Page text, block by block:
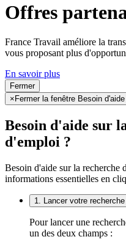
Offres
France Travail améliore la
vous proposant plus
En savoir plus
Fermer
× Fermer la fenêtre Besoin
Besoin d'aide sur
d'emploi ?
Besoin d'aide sur la recherche
informations essentielles en
1. Lancer votre recherche
Pour lancer une
un des deux champs :